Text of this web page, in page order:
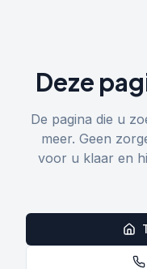
Deze
De pagina die u
meer. Geen
voor u klaar en